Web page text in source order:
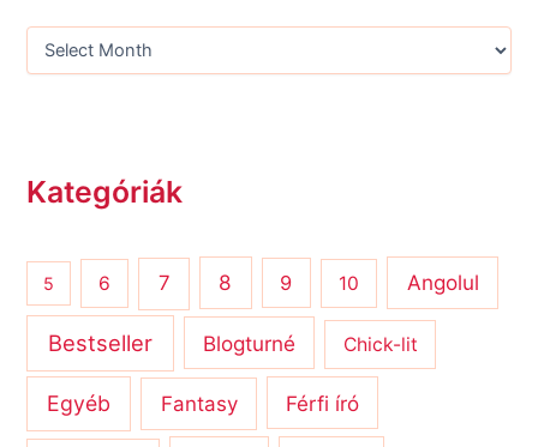
Kategóriák
5 6 7 8 9 10 Angolul
Bestseller Blogturné Chick-lit
Egyéb Fantasy Férfi író